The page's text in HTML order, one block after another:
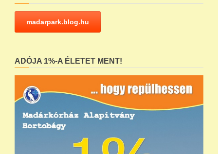
madarpark.blog.hu
ADÓJA 1%-A ÉLETET MENT!